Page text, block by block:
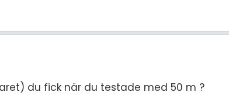
du fick när du testade med 50 m ?